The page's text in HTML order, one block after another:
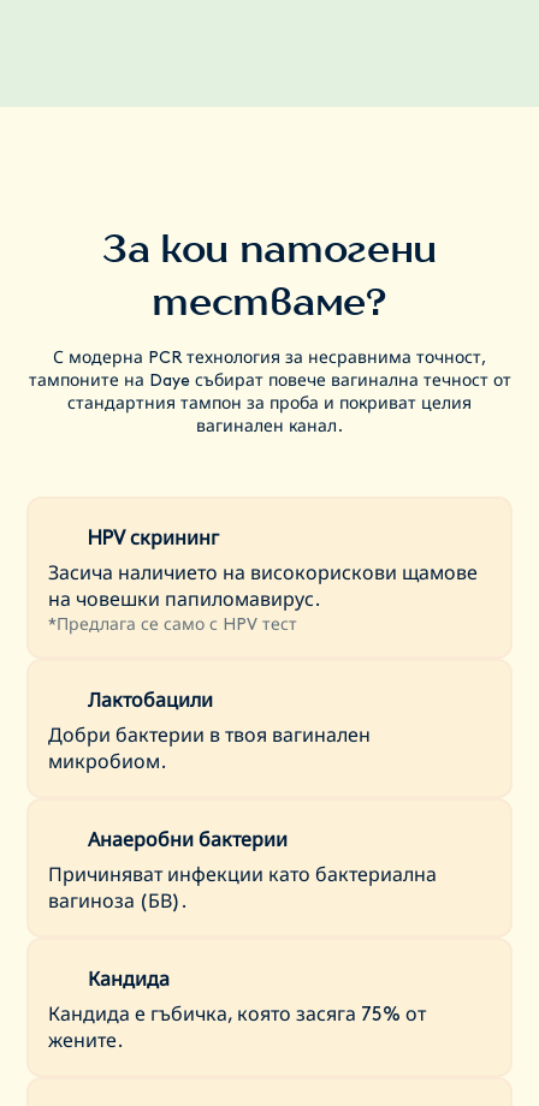
За кои патогени
тестваме?
С модерна PCR технология за несравнима точност,
тампоните на Daye събират повече вагинална течност от
стандартния тампон за проба и покриват целия
вагинален канал.
HPV скрининг
Засича наличието на високорискови щамове
на човешки папиломавирус.
*Предлага се само с HPV тест
Лактобацили
Добри бактерии в твоя вагинален
микробиом.
Анаеробни бактерии
Причиняват инфекции като бактериална
вагиноза (БВ).
Кандида
Кандида е гъбичка, която засяга 75% от
жените.